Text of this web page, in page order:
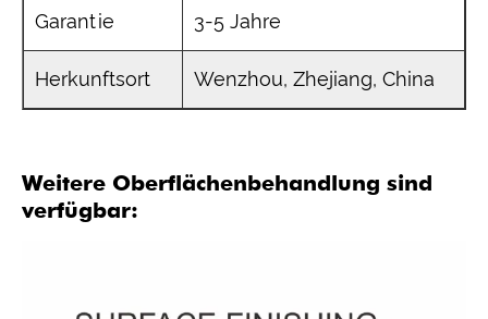
Garantie 3-5 Jahre
Herkunftsort Wenzhou, Zhejiang, China
Weitere Oberflächenbehandlung sind
verfügbar: